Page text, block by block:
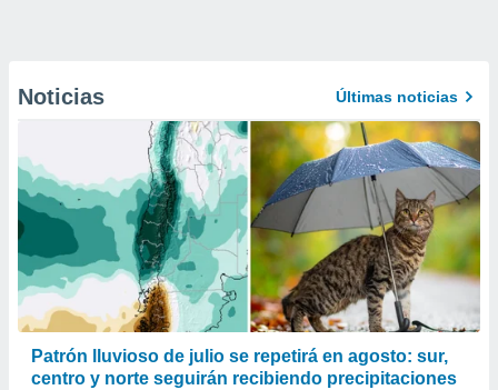
Noticias Últimas noticias
Patrón lluvioso de julio se repetirá en agosto: sur,
centro y norte seguirán recibiendo precipitaciones